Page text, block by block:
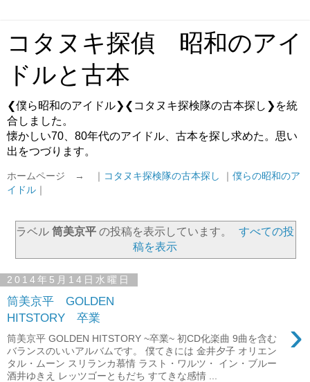
コタヌキ探偵 昭和のアイ
ドルと古本
❮僕ら昭和のアイドル❯❮コタヌキ探検隊の古本探し❯を統
合しました。
懐かしい70、80年代のアイドル、古本を探し求めた。思い
出をつづります。
ホームページ → ｜ コタヌキ探検隊の古本探し ｜ 僕らの昭和のア
イドル ｜
ラベル 筒美京平の投稿を表示しています。
すべての投
稿を表示
2014年5月14日水曜日
筒美京平 GOLDEN
HITSTORY 卒業
›
筒美京平 GOLDEN HITSTORY ~卒業~ 初CD化楽曲 9曲を含む
バランスのいいアルバムです。 僕てきには 金井夕子 オリエン
タル・ムーン スリランカ慕情 ラスト・ワルツ・ イン・ブルー
酒井ゆきえ レッツゴーともだち すてきな感情 ...